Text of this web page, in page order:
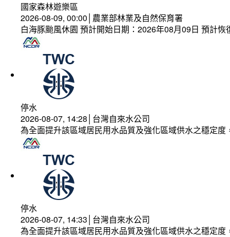
國家森林遊樂區
2026-08-09, 00:00│農業部林業及自然保育署
白海豚颱風休園 預計開始日期：2026年08月09日 預計
停水
2026-08-07, 14:28│台灣自來水公司
為全面提升該區域居民用水品質及強化區域供水之穩定
停水
2026-08-07, 14:33│台灣自來水公司
為全面提升該區域居民用水品質及強化區域供水之穩定